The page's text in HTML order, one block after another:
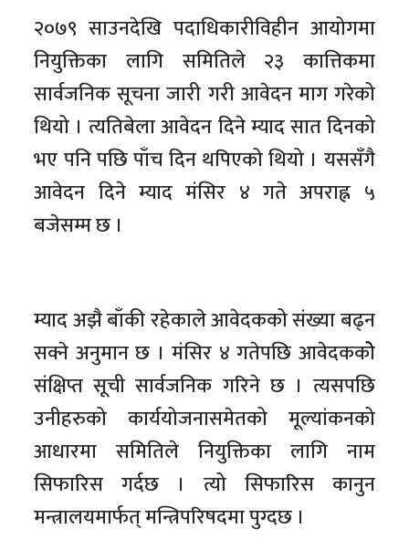
२०७९ साउनदेखि पदाधिकारीविहीन आयोगमा
नियुक्तिका लागि समितिले २३ कात्तिकमा
सार्वजनिक सूचना जारी गरी आवेदन माग गरेको
थियो । त्यतिबेला आवेदन दिने म्याद सात दिनको
भए पनि पछि पाँच दिन थपिएको थियो । यससँगै
आवेदन दिने म्याद मंसिर ४ गते अपराह्न ५
बजेसम्म छ ।
म्याद अझै बाँकी रहेकाले आवेदकको संख्या बढ्न
सक्ने अनुमान छ । मंसिर ४ गतेपछि आवेदककोे
संक्षिप्त सूची सार्वजनिक गरिने छ । त्यसपछि
उनीहरुको कार्ययोजनासमेतको मूल्यांकनको
आधारमा समितिले नियुक्तिका लागि नाम
सिफारिस गर्दछ । त्यो सिफारिस कानुन
मन्त्रालयमार्फत् मन्त्रिपरिषदमा पुग्दछ ।